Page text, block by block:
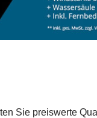
Sie preiswerte